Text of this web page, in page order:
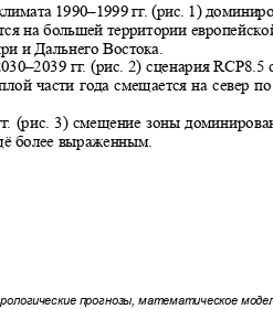
1990–1999 гг. (рис. 1)
на большей территории
и Дальнего Востока.
2039 гг. (рис. 2) сценарияRCP8.5
части года смещается на север
г. (рис. 3) смещение зоны
более выраженным.
прогнозы, математическое